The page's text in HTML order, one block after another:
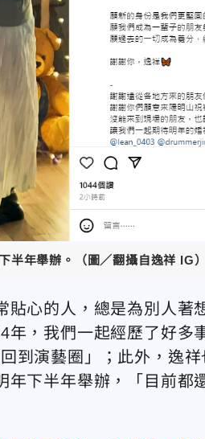
半年舉辦。（圖／翻攝自逸祥 IG）
心的人，總是為別人著
，我們一起經歷了好多
到演藝圈」；此外，逸
下半年舉辦，「目前都